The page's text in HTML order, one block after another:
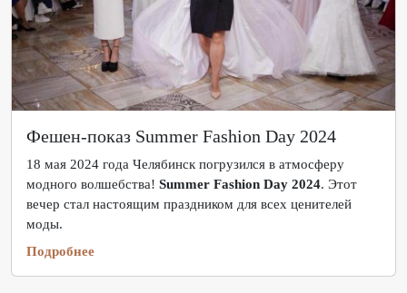
Фешен-показ Summer Fashion Day 2024
18 мая 2024 года Челябинск погрузился в атмосферу
модного волшебства! Summer Fashion Day 2024. Этот
вечер стал настоящим праздником для всех ценителей
моды.
Подробнее